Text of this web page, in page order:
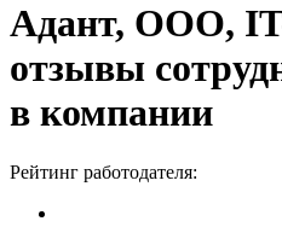
Адант, ООО,
отзывы
в компании
Рейтинг работодателя: